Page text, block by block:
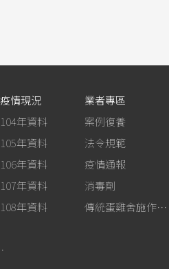
疫情現況
104年資料
105年資料
106年資料
107年資料
108年資料
業者專區
案例復養
法令規範
疫情通報
消毒劑
傳統蛋雞舍施作生石灰消毒
感網站